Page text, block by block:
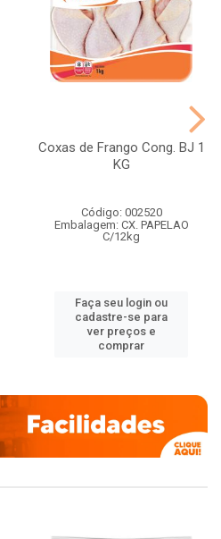
Coxas de Frango Cong. BJ 1
KG
Código: 002520
Embalagem: CX. PAPELAO
C/12kg
Faça seu login ou
cadastre-se para
ver preços e
comprar